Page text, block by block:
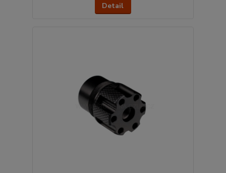
Detail